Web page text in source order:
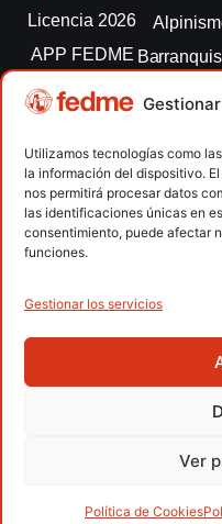
Utilizamos tecnologías como
la información del dispositivo.
nos permitirá procesar datos
las identificaciones únicas en
consentimiento, puede afectar
funciones.
Gestionar los servicios
Ver
Política de Cookies
Licencia 2026
APP FEDME
Transparencia
autonómicas
Clubes
Contacto
montaña
Copyright © 2026
Montaña y
Política de